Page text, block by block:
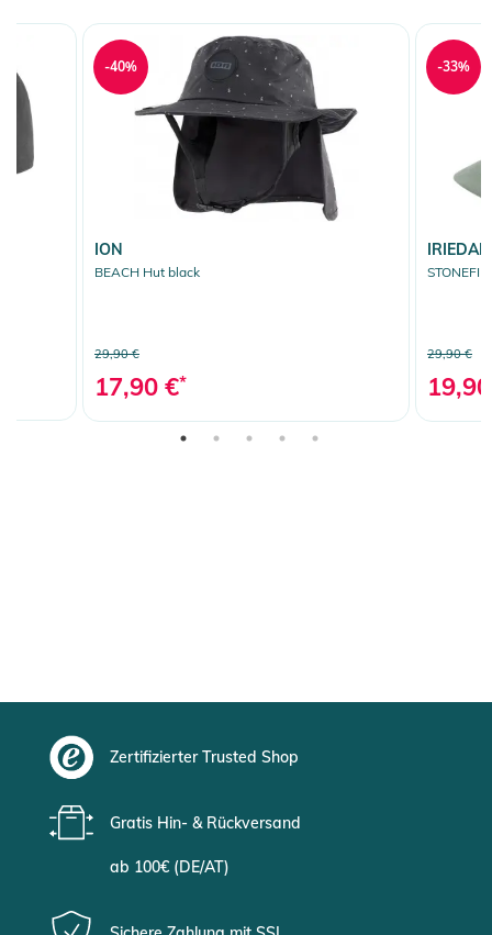
ION
BEACH Hut black
29,90 €
17,90 €*
-40%
29,90 €
-33%
Zertifizierter Trusted Shop
Gratis Hin- & Rückversand
ab 100€ (DE/AT)